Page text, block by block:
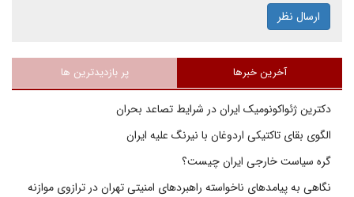
ارسال نظر
آخرین خبرها پر بازدیدترین ها
دکترین ژئواکونومیک ایران در شرایط تصاعد بحران
الگوی بقای تاکتیکی اردوغان با نیرنگ علیه ایران
گره سیاست خارجی ایران چیست؟
نگاهی به پیامدهای ناخواسته راهبردهای امنیتی تهران در ترازوی موازنه